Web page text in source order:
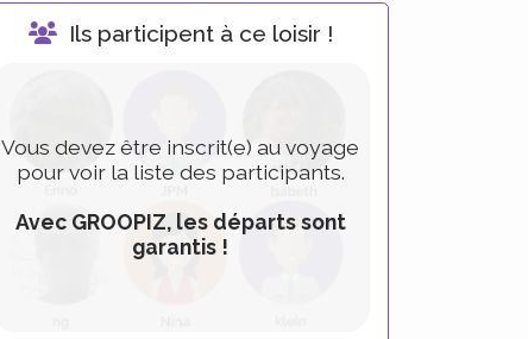
Ils participent à ce loisir !
Vous devez être inscrit(e) au voyage
pour voir la liste des participants.
Avec GROOPIZ, les départs sont
garantis !